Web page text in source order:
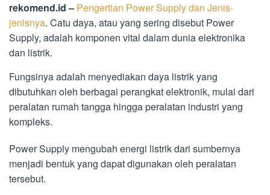
rekomend.id – Pengertian Power Supply dan Jenis-
jenisnya. Catu daya, atau yang sering disebut Power
Supply, adalah komponen vital dalam dunia elektronika
dan listrik.
Fungsinya adalah menyediakan daya listrik yang
dibutuhkan oleh berbagai perangkat elektronik, mulai dari
peralatan rumah tangga hingga peralatan industri yang
kompleks.
Power Supply mengubah energi listrik dari sumbernya
menjadi bentuk yang dapat digunakan oleh peralatan
tersebut.